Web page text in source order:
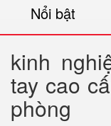
Nổi bật
kinh
tay cao
phòng